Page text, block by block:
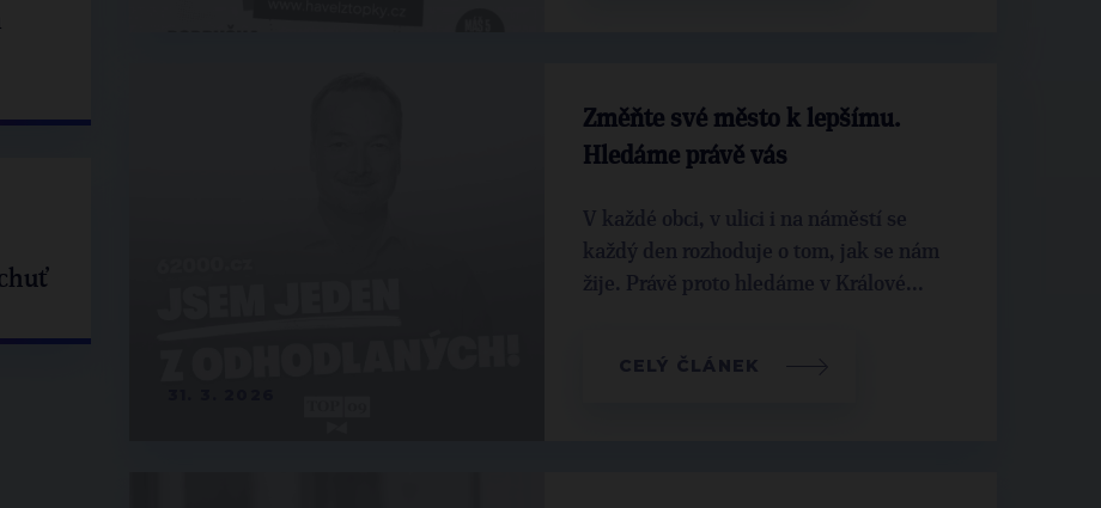
Změňte své město k lepšímu.
Hledáme právě vás
V každé obci, v ulici i na náměstí se
každý den rozhoduje o tom, jak se nám
žije. Právě proto hledáme v Králové...
CELÝ ČLÁNEK